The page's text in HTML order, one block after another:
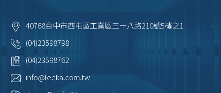
40768台中市西屯區工業區三十八路210號5樓之1
(04)23598798
(04)23598762
info@leeka.com.tw